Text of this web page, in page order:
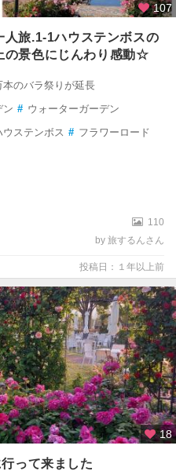
107
旅.1-1ハウステンボスの
の景色にじんわり感動☆
本のバラ祭りが延長
ン # ウォーターガーデン
ウステンボス # フラワーロード
110
by 旅するんさん
投稿日：１年以上前
18
って来ました